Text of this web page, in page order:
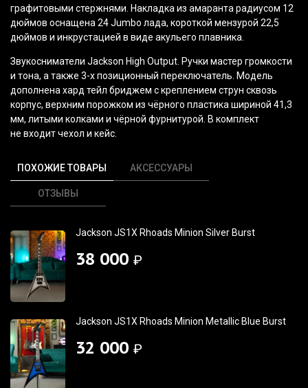
графитовыми стержнями. Накладка из амаранта радиусом 12
дюймов оснащена 24 Jumbo лада, короткой мензурой 22,5
дюймов и инкрустацией в виде акульего плавника.
Звукосниматели Jackson High Output . Ручки мастер громкости
и тона, а также 3-х позиционный переключатель. Модель
дополнена хард тейл бриджем с креплением струн сквозь
корпус, верхним порожком из чёрного пластика шириной 41,3
мм, литыми колками и чёрной фурнитурой. В комплект
не входит чехол и кейс.
ПОХОЖИЕ ТОВАРЫ АКСЕССУАРЫ
ОТЗЫВЫ
Jackson JS1X Rhoads Minion Silver Burst
38 000 ₽
Jackson JS1X Rhoads Minion Metallic Blue Burst
32 000 ₽